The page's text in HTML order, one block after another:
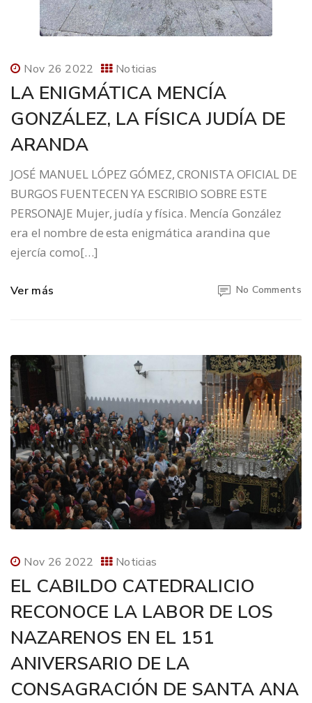
Nov 26 2022 Noticias
LA ENIGMÁTICA MENCÍA
GONZÁLEZ, LA FÍSICA JUDÍA DE
ARANDA
JOSÉ MANUEL LÓPEZ GÓMEZ, CRONISTA OFICIAL DE
BURGOS FUENTECEN YA ESCRIBIO SOBRE ESTE
PERSONAJE Mujer, judía y física. Mencía González
era el nombre de esta enigmática arandina que
ejercía como[…]
Ver más No Comments
Nov 26 2022 Noticias
EL CABILDO CATEDRALICIO
RECONOCE LA LABOR DE LOS
NAZARENOS EN EL 151
ANIVERSARIO DE LA
CONSAGRACIÓN DE SANTA ANA